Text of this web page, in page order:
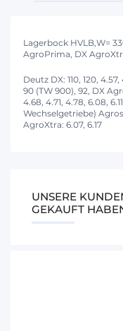
Lagerbock HVLB,W=
AgroPrima, DX
Deutz DX: 110, 120,
90 (TW 900), 92, DX
4.68, 4.71, 4.78, 6.08,
Wechselgetriebe)
AgroXtra: 6.07, 6.17
UNSERE
GEKAUFT